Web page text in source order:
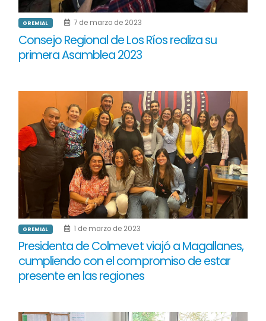
GREMIAL 7 de marzo de 2023
Consejo Regional de Los Ríos realiza su
primera Asamblea 2023
GREMIAL 1 de marzo de 2023
Presidenta de Colmevet viajó a Magallanes,
cumpliendo con el compromiso de estar
presente en las regiones